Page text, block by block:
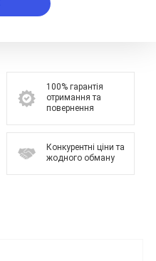
100% гарантія
отримання та
повернення
Конкурентні ціни та
жодного обману